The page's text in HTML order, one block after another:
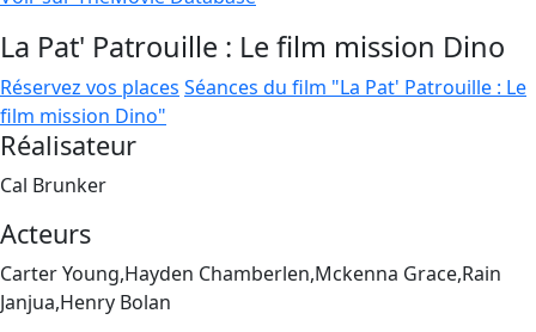
La Pat' Patrouille : Le film mission Dino
Réservez vos places Séances du film "La Pat' Patrouille : Le
film mission Dino"
Réalisateur
Cal Brunker
Acteurs
Carter Young,Hayden Chamberlen,Mckenna Grace,Rain
Janjua,Henry Bolan